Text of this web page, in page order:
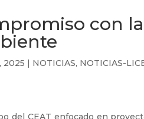
con
2025 | NOTICIAS, NOTICIAS-